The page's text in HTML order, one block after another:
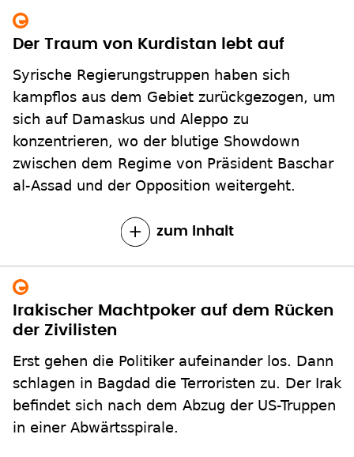
Der Traum von Kurdistan lebt auf
Syrische Regierungstruppen haben sich
kampflos aus dem Gebiet zurückgezogen, um
sich auf Damaskus und Aleppo zu
konzentrieren, wo der blutige Showdown
zwischen dem Regime von Präsident Baschar
al-Assad und der Opposition weitergeht.
zum Inhalt
Irakischer Machtpoker auf dem Rücken
der Zivilisten
Erst gehen die Politiker aufeinander los. Dann
schlagen in Bagdad die Terroristen zu. Der Irak
befindet sich nach dem Abzug der US-Truppen
in einer Abwärtsspirale.